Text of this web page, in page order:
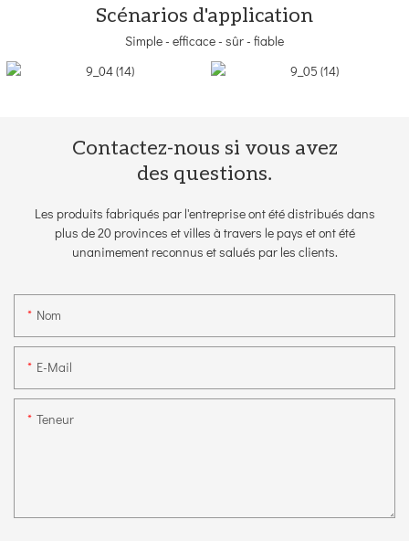
Scénarios d'application
Simple - efficace - sûr - fiable
Contactez-nous si vous avez
des questions.
Les produits fabriqués par l'entreprise ont été distribués dans
plus de 20 provinces et villes à travers le pays et ont été
unanimement reconnus et salués par les clients.
Nom
E-Mail
Teneur